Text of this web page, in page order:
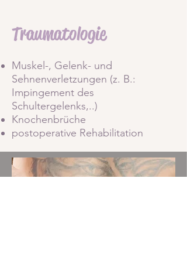
Traumatologie
Muskel-, Gelenk- und
Sehnenverletzungen (z. B.:
Impingement des
Schultergelenks,..)
Knochenbrüche
postoperative Rehabilitation